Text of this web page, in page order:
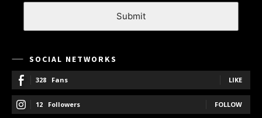
Submit
SOCIAL NETWORKS
328 Fans LIKE
12 Followers FOLLOW